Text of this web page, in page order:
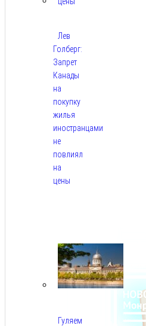
Лев
Голберг:
Запрет
Канады
на
покупку
жилья
иностранцами
не
повлиял
на
цены
Гуляем